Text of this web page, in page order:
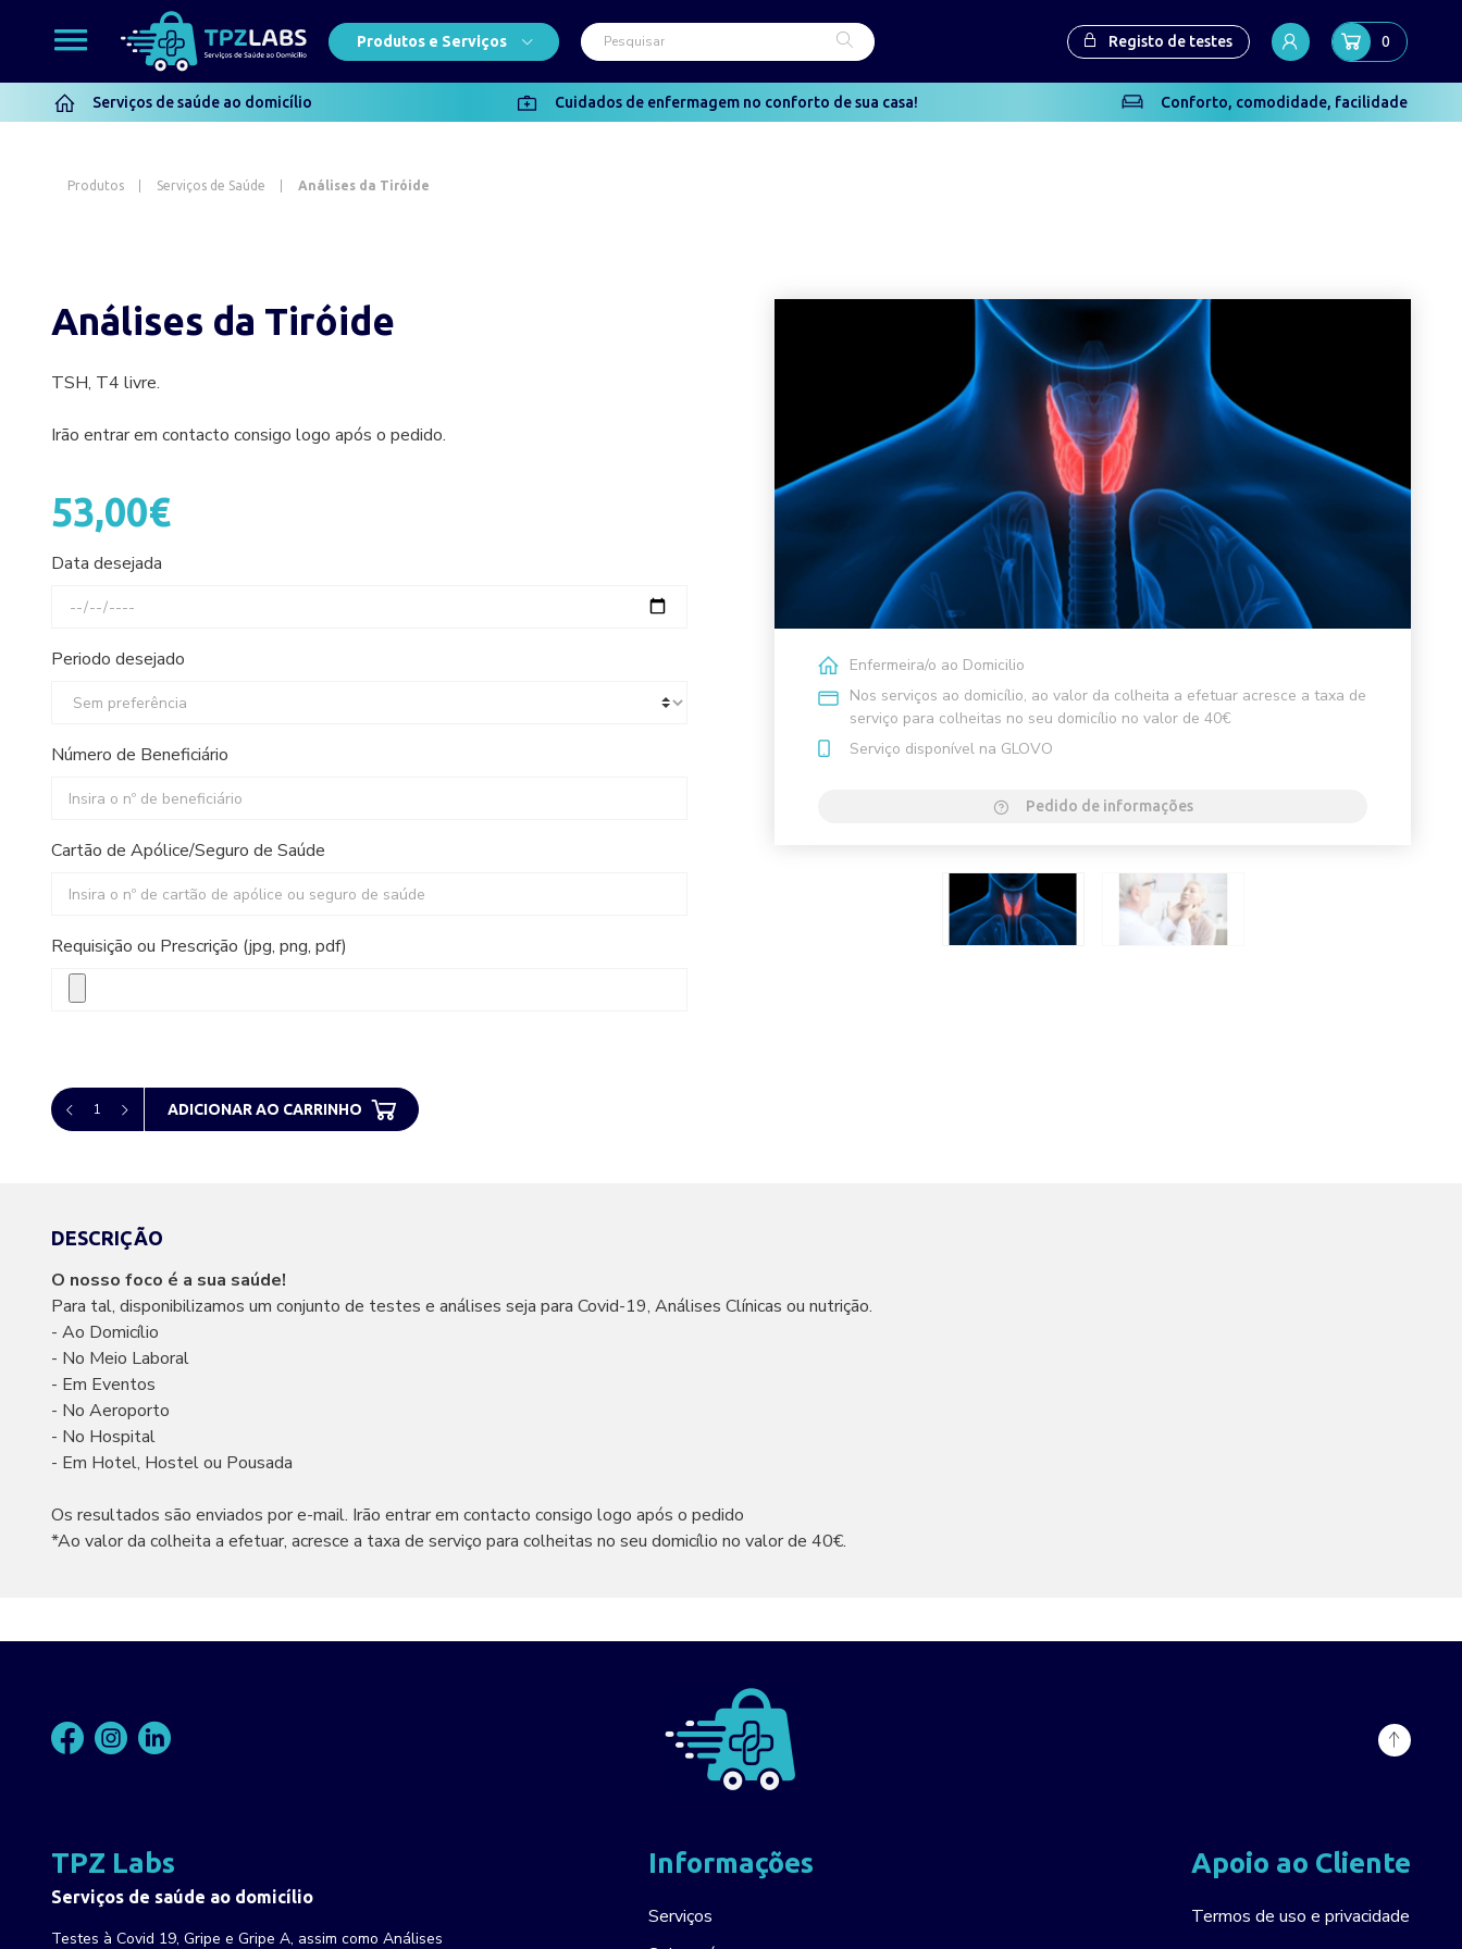
Produtos e Serviços Registo de testes 0
Serviços de saúde ao domicílio Cuidados de enfermagem no conforto de sua casa! Conforto, comodidade, facilidade
Produtos Serviços de Saúde Análises da Tiróide
Análises da Tiróide
TSH, T4 livre.
Irão entrar em contacto consigo logo após o pedido.
53,00€
Data desejada
Periodo desejado
Número de Beneficiário
Cartão de Apólice/Seguro de Saúde
Requisição ou Prescrição (jpg, png, pdf)
1 ADICIONAR AO CARRINHO
Enfermeira/o ao Domicilio
Nos serviços ao domicílio, ao valor da colheita a efetuar acresce a taxa de
serviço para colheitas no seu domicílio no valor de 40€
Serviço disponível na GLOVO
Pedido de informações
DESCRIÇÃO
O nosso foco é a sua saúde!
Para tal, disponibilizamos um conjunto de testes e análises seja para Covid-19, Análises Clínicas ou nutrição.
- Ao Domicílio
- No Meio Laboral
- Em Eventos
- No Aeroporto
- No Hospital
- Em Hotel, Hostel ou Pousada
Os resultados são enviados por e-mail. Irão entrar em contacto consigo logo após o pedido
*Ao valor da colheita a efetuar, acresce a taxa de serviço para colheitas no seu domicílio no valor de 40€.
TPZ Labs
Serviços de saúde ao domicílio
Testes à Covid 19, Gripe e Gripe A, assim como Análises
Informações
Serviços
Apoio ao Cliente
Termos de uso e privacidade